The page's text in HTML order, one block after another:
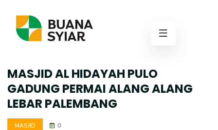
MASJID AL HIDAYAH PULO
GADUNG PERMAI ALANG ALANG
LEBAR PALEMBANG
MASJID 0